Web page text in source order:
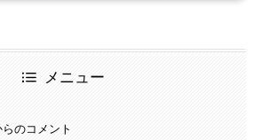
メニュー
のコメント